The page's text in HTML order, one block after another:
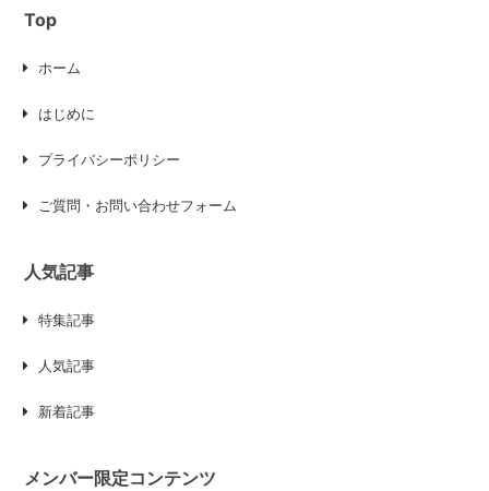
Top
ホーム
はじめに
プライバシーポリシー
ご質問・お問い合わせフォーム
人気記事
特集記事
人気記事
新着記事
メンバー限定コンテンツ